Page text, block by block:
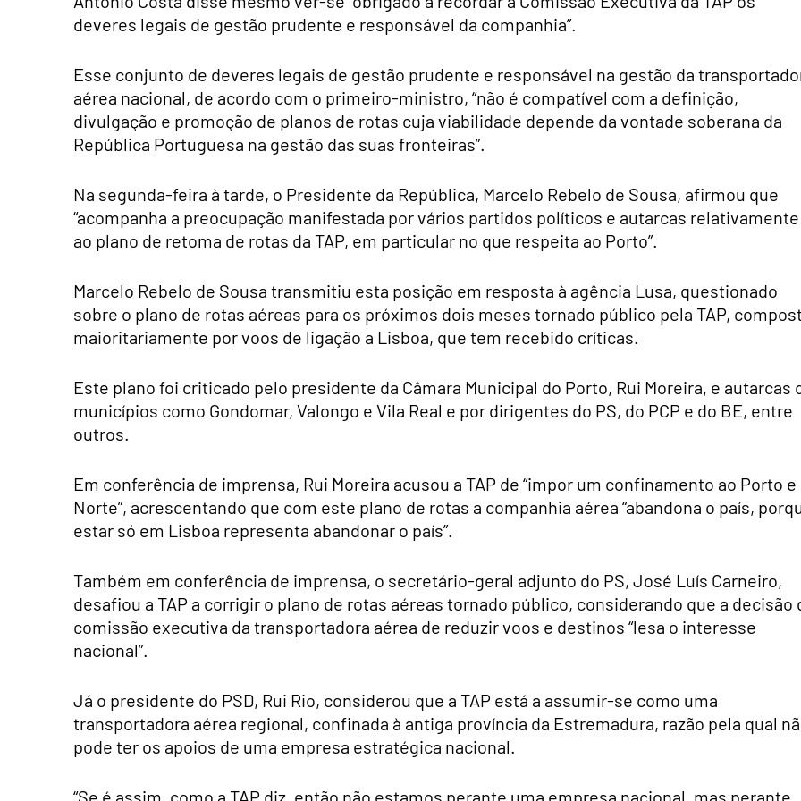
deveres legais de gestão prudente e responsável da companhia”.
Esse conjunto de deveres legais de gestão prudente e responsável na gestão da
aérea nacional, de acordo com o primeiro-ministro, “não é compatível com a definição,
divulgação e promoção de planos de rotas cuja viabilidade depende da vontade soberana da
República Portuguesa na gestão das suas fronteiras”.
Na segunda-feira à tarde, o Presidente da República, Marcelo Rebelo de Sousa, afirmou que
“acompanha a preocupação manifestada por vários partidos políticos e autarcas relativamente
ao plano de retoma de rotas da TAP, em particular no que respeita ao Porto”.
Marcelo Rebelo de Sousa transmitiu esta posição em resposta à agência Lusa, questionado
sobre o plano de rotas aéreas para os próximos dois meses tornado público pela TAP,
maioritariamente por voos de ligação a Lisboa, que tem recebido críticas.
Este plano foi criticado pelo presidente da Câmara Municipal do Porto, Rui Moreira, e autarcas
municípios como Gondomar, Valongo e Vila Real e por dirigentes do PS, do PCP e do BE, entre
outros.
Em conferência de imprensa, Rui Moreira acusou a TAP de “impor um confinamento ao Porto e
Norte”, acrescentando que com este plano de rotas a companhia aérea “abandona o país,
estar só em Lisboa representa abandonar o país”.
Também em conferência de imprensa, o secretário-geral adjunto do PS, José Luís Carneiro,
desafiou a TAP a corrigir o plano de rotas aéreas tornado público, considerando que a decisão
comissão executiva da transportadora aérea de reduzir voos e destinos “lesa o interesse
nacional”.
Já o presidente do PSD, Rui Rio, considerou que a TAP está a assumir-se como uma
transportadora aérea regional, confinada à antiga província da Estremadura, razão pela qual
pode ter os apoios de uma empresa estratégica nacional.
“Se é assim, como a TAP diz, então não estamos perante uma empresa nacional, mas perante